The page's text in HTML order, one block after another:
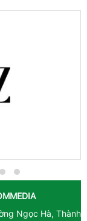
Ngọc Hà, Thành